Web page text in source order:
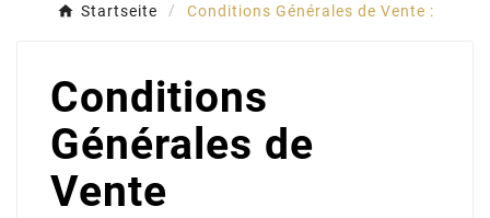
Startseite Conditions Générales de Vente :
Conditions
Générales de
Vente